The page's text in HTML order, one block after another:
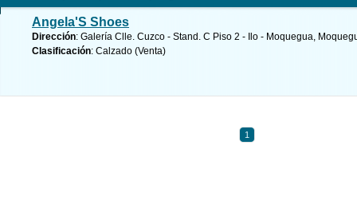
Angela'S Shoes
Dirección: Galería Clle. Cuzco - Stand. C Piso 2 - Ilo - Moquegua,
Clasificación: Calzado (Venta)
1